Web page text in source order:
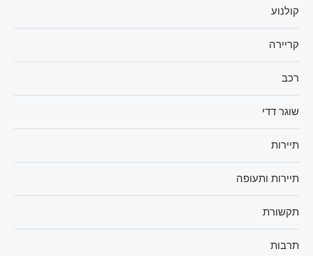
קולנוע
קריירה
רכב
שוגר דדי
תיירות
תיירות ותעופה
תקשורת
תרבות